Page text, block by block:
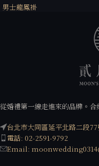
男士龍鳳褂
從婚禮第一線走進來的品牌。
台北市大同區延平北路二段
電話: 02-2591-9792
Email: